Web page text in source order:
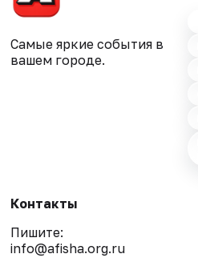
Самые яркие события в
вашем городе.
Контакты
Пишите:
info@afisha.org.ru